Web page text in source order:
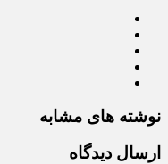
نوشته های مشابه
ارسال دیدگاه